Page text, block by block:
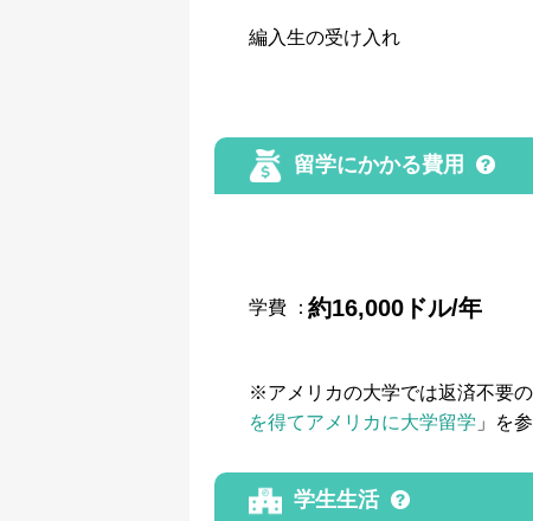
編入生の受け入れ
留学にかかる費用
学費 ：約16,000ドル/年
※アメリカの大学では返済不要
を得てアメリカに大学留学 」を
学生生活